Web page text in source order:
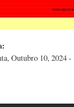
Outubro 10, 2024 -